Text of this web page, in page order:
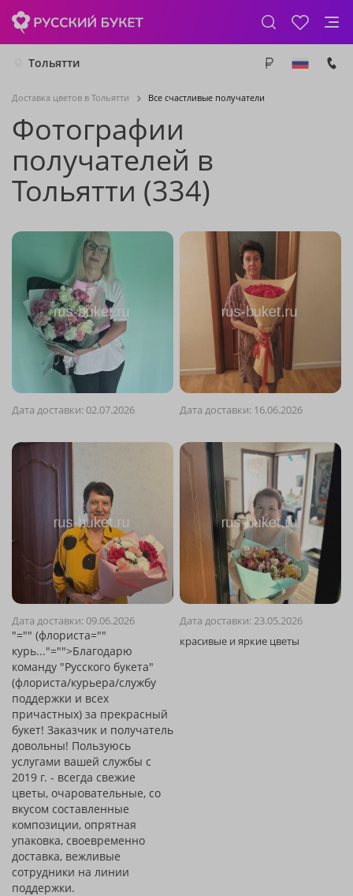
Тольятти
Доставка цветов в Тольятти Все счастливые получатели
Фотографии
получателей в
Тольятти (334)
Дата доставки: 02.07.2026 Дата доставки: 16.06.2026
Дата доставки: 09.06.2026
"="" (флориста=""
курь..."="">Благодарю
команду "Русского букета"
(флориста/курьера/службу
поддержки и всех
причастных) за прекрасный
букет! Заказчик и получатель
довольны! Пользуюсь
услугами вашей службы с
2019 г. - всегда свежие
цветы, очаровательные, со
вкусом составленные
композиции, опрятная
упаковка, своевременно
доставка, вежливые
сотрудники на линии
поддержки.
Дата доставки: 23.05.2026